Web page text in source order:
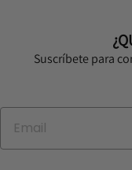
Suscríbete para